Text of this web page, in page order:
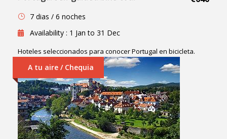
7 dias / 6 noches
Availability : 1 Jan to 31 Dec
Hoteles seleccionados para conocer Portugal en bicicleta.
A tu aire / Chequia